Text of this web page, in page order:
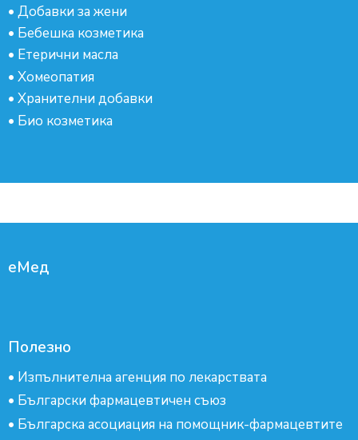
• Добавки за жени
• Бебешка козметика
• Етерични масла
• Хомеопатия
• Хранителни добавки
• Био козметика
еМед
Полезно
• Изпълнителна агенция по лекарствата
• Български фармацевтичен съюз
• Българска асоциация на помощник-фармацевтите